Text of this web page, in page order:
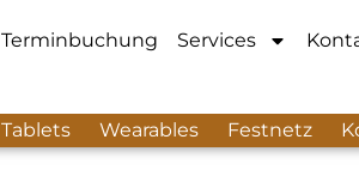
Terminbuchung Services
Tablets Wearables Festnetz